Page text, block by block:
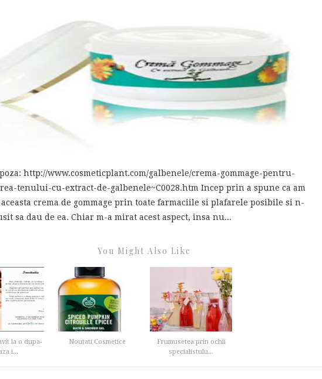
http://www.cosmeticplant.com/galbenele/crema-gommage-pentru-
tenului-cu-extract-de-galbenele~C0028.htm Incep prin a spune ca am
crema de gommage prin toate farmaciile si plafarele posibile si n-
sa dau de ea. Chiar m-a mirat acest aspect, insa nu...
You Might Also Like
la o dupa-
i...
Noutati Cosmetice
Frumusetea prin ochii
specialistulu...